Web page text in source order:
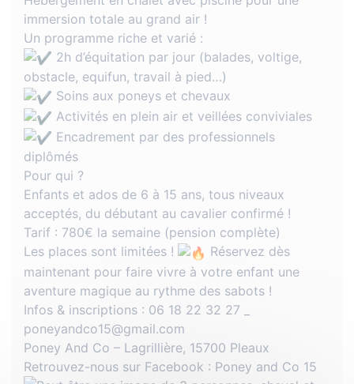
immersion totale au grand air !
Un programme riche et varié :
2h d’équitation par jour (balades, voltige,
obstacle, equifun, travail à pied…)
Soins aux poneys et chevaux
Activités en plein air et veillées conviviales
Encadrement par des professionnels
diplômés
Pour qui ?
Enfants et ados de 6 à 15 ans, tous niveaux
acceptés, du débutant au cavalier confirmé !
Tarif : 780€ la semaine (pension complète)
Les places sont limitées !
Réservez dès
maintenant pour faire vivre à votre enfant une
aventure magique au rythme des sabots !
Infos & inscriptions : 06 18 22 32 27 _
poneyandco15@gmail.com
Poney And Co – Lagrillière, 15700 Pleaux
Retrouvez-nous sur Facebook : Poney and Co 15